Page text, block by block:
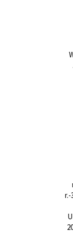
r.-